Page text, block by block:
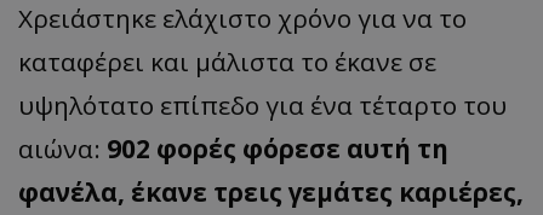
Χρειάστηκε ελάχιστο χρόνο για να το
καταφέρει και μάλιστα το έκανε σε
υψηλότατο επίπεδο για ένα τέταρτο του
αιώνα: 902 φορές φόρεσε αυτή τη
φανέλα, έκανε τρεις γεμάτες καριέρες,